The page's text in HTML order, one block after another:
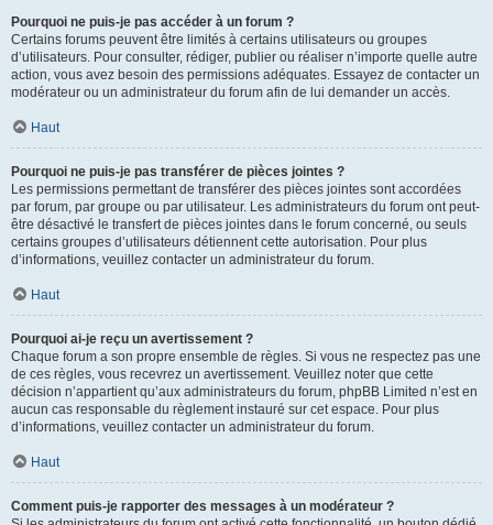
Pourquoi ne puis-je pas accéder à un forum ?
Certains forums peuvent être limités à certains utilisateurs ou groupes
d’utilisateurs. Pour consulter, rédiger, publier ou réaliser n’importe quelle autre
action, vous avez besoin des permissions adéquates. Essayez de contacter un
modérateur ou un administrateur du forum afin de lui demander un accès.
Haut
Pourquoi ne puis-je pas transférer de pièces jointes ?
Les permissions permettant de transférer des pièces jointes sont accordées
par forum, par groupe ou par utilisateur. Les administrateurs du forum ont peut-
être désactivé le transfert de pièces jointes dans le forum concerné, ou seuls
certains groupes d’utilisateurs détiennent cette autorisation. Pour plus
d’informations, veuillez contacter un administrateur du forum.
Haut
Pourquoi ai-je reçu un avertissement ?
Chaque forum a son propre ensemble de règles. Si vous ne respectez pas une
de ces règles, vous recevrez un avertissement. Veuillez noter que cette
décision n’appartient qu’aux administrateurs du forum, phpBB Limited n’est en
aucun cas responsable du règlement instauré sur cet espace. Pour plus
d’informations, veuillez contacter un administrateur du forum.
Haut
Comment puis-je rapporter des messages à un modérateur ?